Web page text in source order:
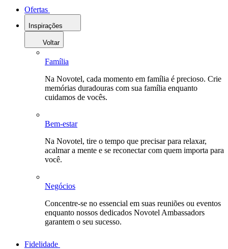
Ofertas
Inspirações
Voltar
Família
Na Novotel, cada momento em família é precioso. Crie
memórias duradouras com sua família enquanto
cuidamos de vocês.
Bem-estar
Na Novotel, tire o tempo que precisar para relaxar,
acalmar a mente e se reconectar com quem importa para
você.
Negócios
Concentre-se no essencial em suas reuniões ou eventos
enquanto nossos dedicados Novotel Ambassadors
garantem o seu sucesso.
Fidelidade